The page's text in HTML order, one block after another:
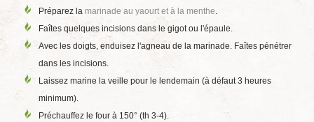
Préparez la marinade au yaourt et à la menthe.
Faîtes quelques incisions dans le gigot ou l'épaule.
Avec les doigts, enduisez l'agneau de la marinade. Faîtes pénétrer
dans les incisions.
Laissez marine la veille pour le lendemain (à défaut 3 heures
minimum).
Préchauffez le four à 150° (th 3-4).